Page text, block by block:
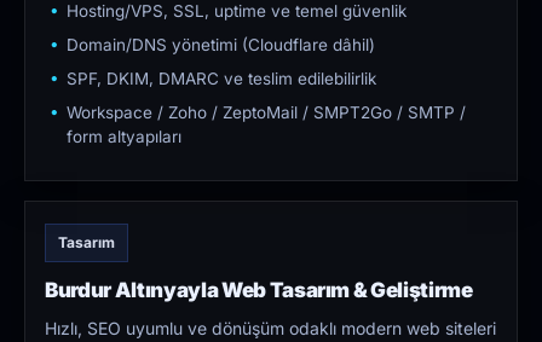
Hosting/VPS, SSL, uptime ve temel güvenlik
Domain/DNS yönetimi (Cloudflare dâhil)
SPF, DKIM, DMARC ve teslim edilebilirlik
Workspace / Zoho / ZeptoMail / SMPT2Go / SMTP /
form altyapıları
Tasarım
Burdur Altınyayla Web Tasarım & Geliştirme
Hızlı, SEO uyumlu ve dönüşüm odaklı modern web siteleri